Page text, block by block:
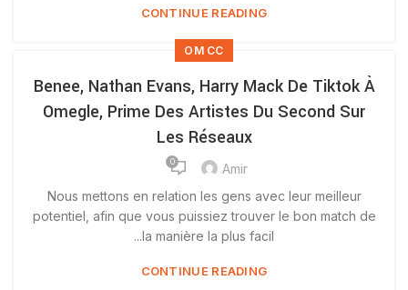
CONTINUE READING
OM CC
Benee, Nathan Evans, Harry Mack De Tiktok À
Omegle, Prime Des Artistes Du Second Sur
Les Réseaux
Amir
0
Nous mettons en relation les gens avec leur meilleur
potentiel, afin que vous puissiez trouver le bon match de
la manière la plus facil...
CONTINUE READING